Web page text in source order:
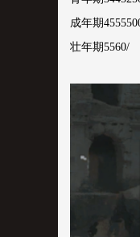
成年期
壮年期5560/